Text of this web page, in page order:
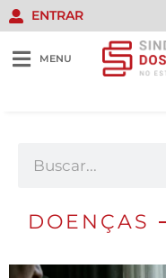
ENTRAR
MENU
DOENÇAS